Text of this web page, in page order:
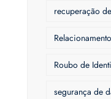
recuperação
Relacionamento
Roubo de
segurança de